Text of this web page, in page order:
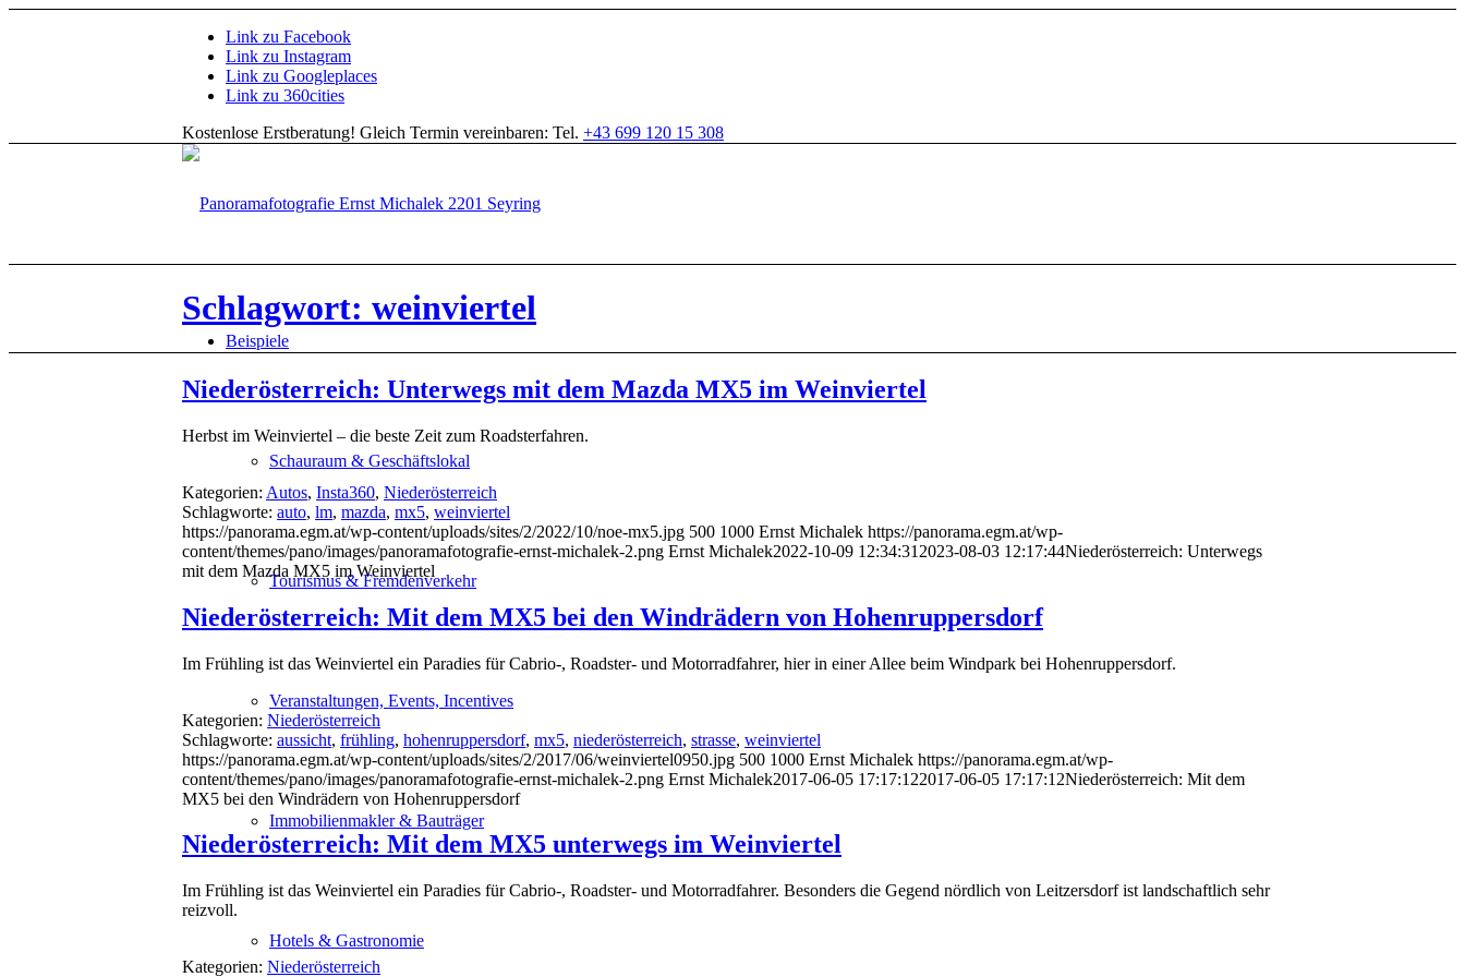
Link zu Facebook
Link zu Instagram
Link zu Googleplaces
Link zu 360cities
Kostenlose Erstberatung! Gleich Termin vereinbaren: Tel. +43 699 120 15 308
Beispiele
Schauraum & Geschäftslokal
Tourismus & Fremdenverkehr
Veranstaltungen, Events, Incentives
Immobilienmakler & Bauträger
Hotels & Gastronomie
Schlagwort: weinviertel
Niederösterreich: Unterwegs mit dem Mazda MX5 im Weinviertel
Herbst im Weinviertel – die beste Zeit zum Roadsterfahren.
Kategorien: Autos, Insta360, Niederösterreich
Schlagworte: auto, lm, mazda, mx5, weinviertel
https://panorama.egm.at/wp-content/uploads/sites/2/2022/10/noe-mx5.jpg 500 1000 Ernst Michalek https://panorama.egm.at/wp-
content/themes/pano/images/panoramafotografie-ernst-michalek-2.png Ernst Michalek2022-10-09 12:34:31 2023-08-03 12:17:44Niederösterreich: Unterwegs
mit dem Mazda MX5 im Weinviertel
Niederösterreich: Mit dem MX5 bei den Windrädern von Hohenruppersdorf
Im Frühling ist das Weinviertel ein Paradies für Cabrio-, Roadster- und Motorradfahrer, hier in einer Allee beim Windpark bei Hohenruppersdorf.
Kategorien: Niederösterreich
Schlagworte: aussicht, frühling, hohenruppersdorf, mx5, niederösterreich, strasse, weinviertel
https://panorama.egm.at/wp-content/uploads/sites/2/2017/06/weinviertel0950.jpg 500 1000 Ernst Michalek https://panorama.egm.at/wp-
content/themes/pano/images/panoramafotografie-ernst-michalek-2.png Ernst Michalek2017-06-05 17:17:122017-06-05 17:17:12Niederösterreich: Mit dem
MX5 bei den Windrädern von Hohenruppersdorf
Niederösterreich: Mit dem MX5 unterwegs im Weinviertel
Im Frühling ist das Weinviertel ein Paradies für Cabrio-, Roadster- und Motorradfahrer. Besonders die Gegend nördlich von Leitzersdorf ist landschaftlich sehr
reizvoll.
Kategorien: Niederösterreich